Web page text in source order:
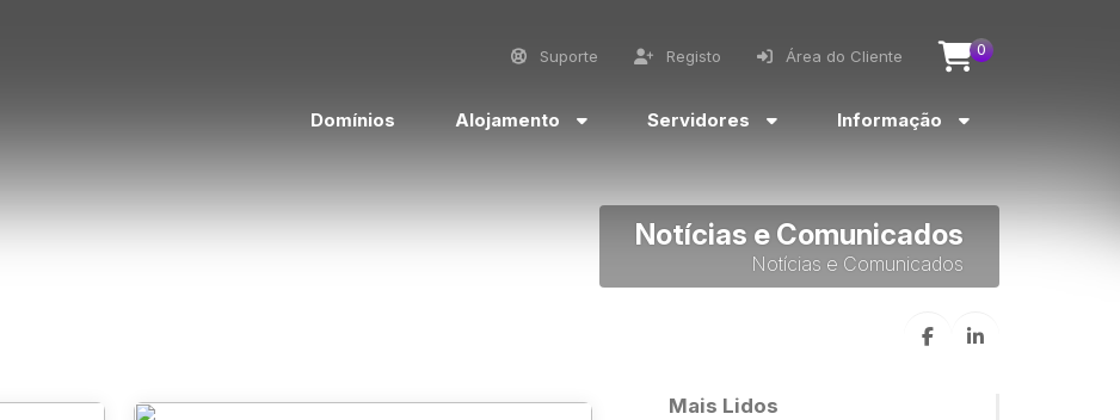
0
Área do Cliente
Registo
Suporte
Domínios Alojamento Servidores Informação
Notícias e Comunicados
Notícias e Comunicados
Mais Lidos